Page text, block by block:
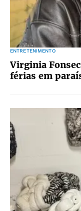
ENTRETENIMENTO
Virginia
férias em